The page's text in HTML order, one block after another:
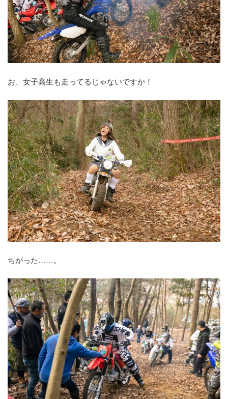
お、女子高生も走ってるじゃないですか！
ちがった……。